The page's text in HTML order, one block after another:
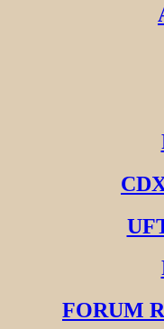
FORUM